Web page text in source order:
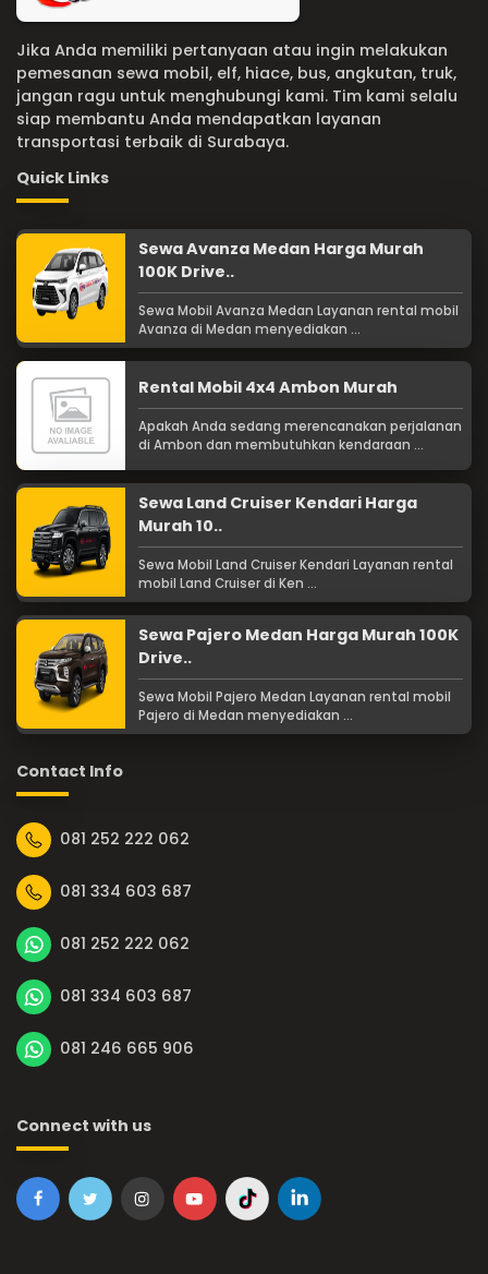
Jika Anda memiliki pertanyaan atau ingin melakukan
pemesanan sewa mobil, elf, hiace, bus, angkutan, truk,
jangan ragu untuk menghubungi kami. Tim kami selalu
siap membantu Anda mendapatkan layanan
transportasi terbaik di Surabaya.
Quick Links
Sewa Avanza Medan Harga Murah
100K Drive..
Sewa Mobil Avanza Medan Layanan rental mobil
Avanza di Medan menyediakan ...
Rental Mobil 4x4 Ambon Murah
Apakah Anda sedang merencanakan perjalanan
di Ambon dan membutuhkan kendaraan ...
Sewa Land Cruiser Kendari Harga
Murah 10..
Sewa Mobil Land Cruiser Kendari Layanan rental
mobil Land Cruiser di Ken ...
Sewa Pajero Medan Harga Murah 100K
Drive..
Sewa Mobil Pajero Medan Layanan rental mobil
Pajero di Medan menyediakan ...
Contact Info
081 252 222 062
081 334 603 687
081 252 222 062
081 334 603 687
081 246 665 906
Connect with us